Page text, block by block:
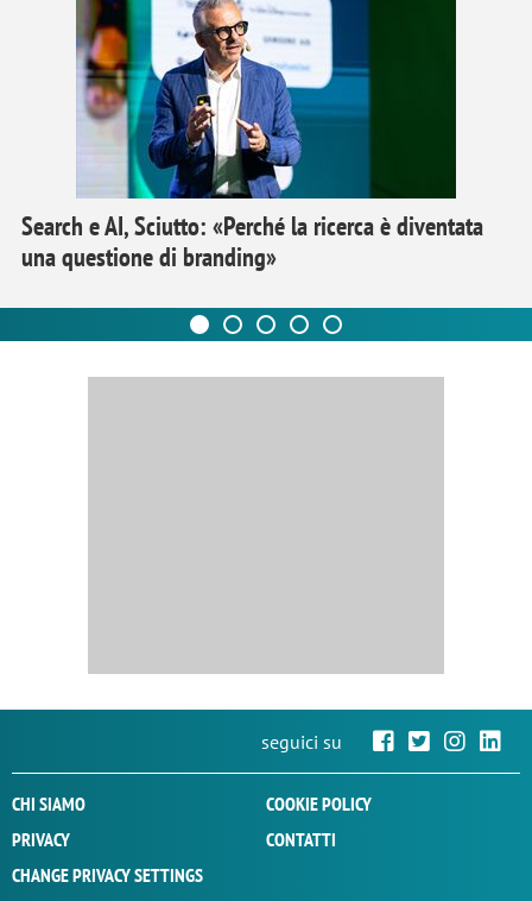
Search e AI, Sciutto: «Perché la ricerca è diventata
una questione di branding»
seguici su
CHI SIAMO
COOKIE POLICY
PRIVACY
CONTATTI
CHANGE PRIVACY SETTINGS